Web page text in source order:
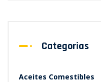
Categorias
Aceites Comestibles